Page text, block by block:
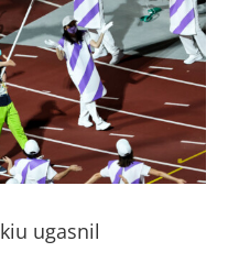
ugasnil